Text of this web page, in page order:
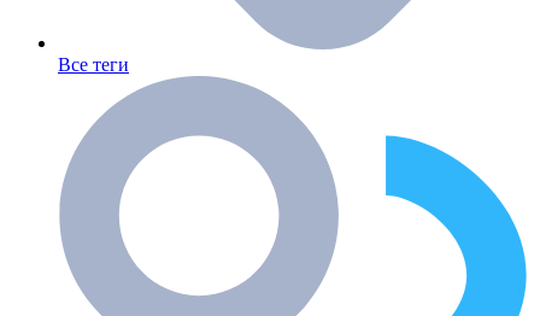
Все теги